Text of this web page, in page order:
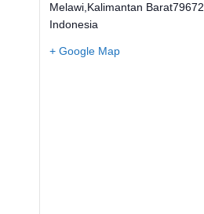
Melawi,Kalimantan Barat79672
Indonesia
+ Google Map